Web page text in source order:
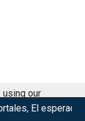
regreso de Izu...
our
Got it